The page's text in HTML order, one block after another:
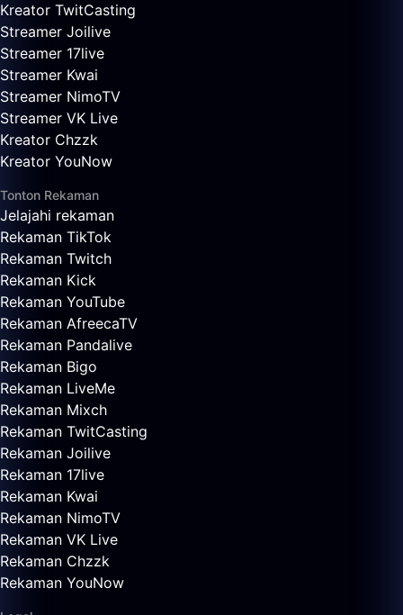
Kreator TwitCasting
Streamer Joilive
Streamer 17live
Streamer Kwai
Streamer NimoTV
Streamer VK Live
Kreator Chzzk
Kreator YouNow
Tonton Rekaman
Jelajahi rekaman
Rekaman TikTok
Rekaman Twitch
Rekaman Kick
Rekaman YouTube
Rekaman AfreecaTV
Rekaman Pandalive
Rekaman Bigo
Rekaman LiveMe
Rekaman Mixch
Rekaman TwitCasting
Rekaman Joilive
Rekaman 17live
Rekaman Kwai
Rekaman NimoTV
Rekaman VK Live
Rekaman Chzzk
Rekaman YouNow